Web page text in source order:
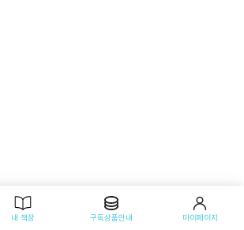
내 책장 구독상품안내 마이페이지